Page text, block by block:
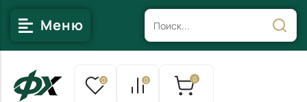
Меню
0 0 0